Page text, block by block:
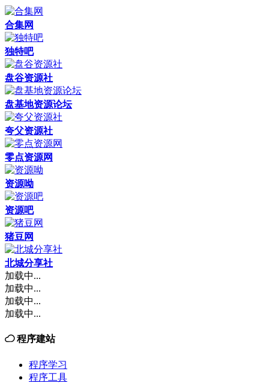
合集网
独特吧
盘谷资源社
盘基地资源论坛
夸父资源社
零点资源网
资源呦
资源吧
猪豆网
北城分享社
加载中...
加载中...
加载中...
加载中...
程序建站
程序学习
程序工具